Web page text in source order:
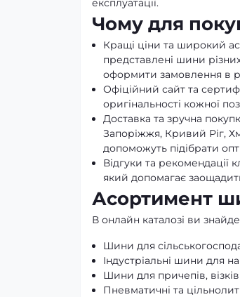
експлуатації.
Чому для
Кращі ціни та широкий
представлені шини
оформити замовлення в
Офіційний сайт та
оригінальності кожної
Доставка та зручна
Запоріжжя, Кривий Ріг,
допоможуть підібрати
Відгуки та рекомендації
який допомагає
Асортимент
В онлайн каталозі ви
Шини для
Індустріальні шини для
Шини для причепів,
Пневматичні та